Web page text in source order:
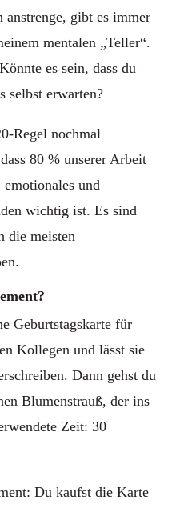
gibt es immer
mentalen „Teller“.
es sein, dass du
selbst erwarten?
Regel nochmal
80 % unserer Arbeit
und
wichtig ist. Es sind
die meisten
Geburtstagskarte für
Kollegen und lässt sie
Dann gehst du
Blumenstrauß, der ins
Zeit: 30
Du kaufst die Karte